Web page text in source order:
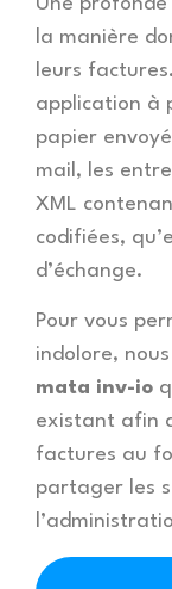
Une
la manière
leurs
application à
papier
mail, les
XML
codifiées,
d’échange.
Pour vous
indolore,
mata inv-io
existant afin
factures au
partager les